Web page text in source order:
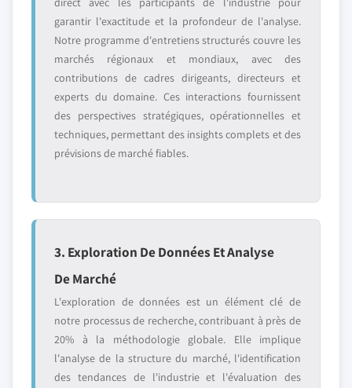
garantir l'exactitude et la profondeur de l'analyse.
Notre programme d'entretiens structurés couvre les
marchés régionaux et mondiaux, avec des
contributions de cadres dirigeants, directeurs et
experts du domaine. Ces interactions fournissent
des perspectives stratégiques, opérationnelles et
techniques, permettant des insights complets et des
prévisions de marché fiables.
3. Exploration De Données Et Analyse
De Marché
L'exploration de données est un élément clé de
notre processus de recherche, contribuant à près de
20% à la méthodologie globale. Elle implique
l'analyse de la structure du marché, l'identification
des tendances de l'industrie et l'évaluation des